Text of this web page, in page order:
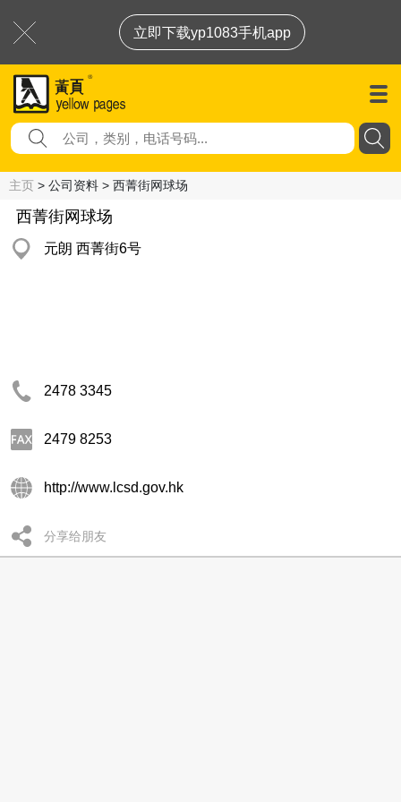
立即下载yp1083手机app
主页 > 公司资料 > 西菁街网球场
西菁街网球场
元朗 西菁街6号
2478 3345
2479 8253
http://www.lcsd.gov.hk
分享给朋友